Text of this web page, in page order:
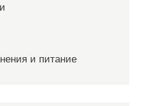
и питание